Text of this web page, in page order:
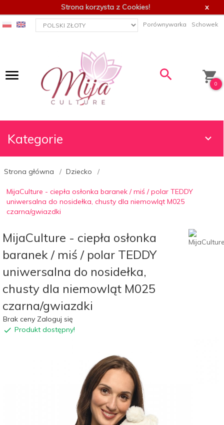
Strona korzysta z Cookies! x
currency_h Porównywarka Schowek
0
Kategorie
Strona główna Dziecko
MijaCulture - ciepła osłonka baranek / miś / polar TEDDY
uniwersalna do nosidełka, chusty dla niemowląt M025
czarna/gwiazdki
MijaCulture - ciepła osłonka
baranek / miś / polar TEDDY
uniwersalna do nosidełka,
chusty dla niemowląt M025
czarna/gwiazdki
Brak ceny Zaloguj się
Produkt dostępny!